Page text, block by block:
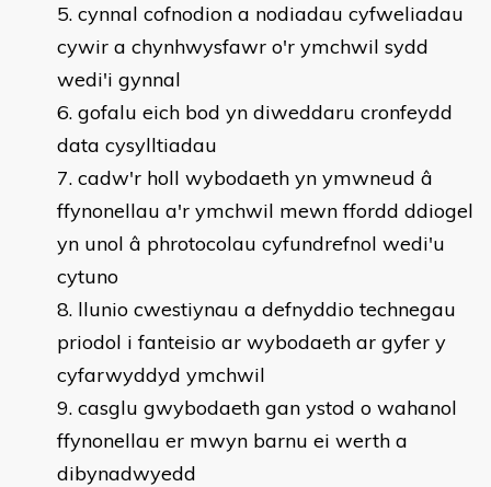
cynnal cofnodion a nodiadau cyfweliadau
cywir a chynhwysfawr o'r ymchwil sydd
wedi'i gynnal
gofalu eich bod yn diweddaru cronfeydd
data cysylltiadau
cadw'r holl wybodaeth yn ymwneud â
ffynonellau a'r ymchwil mewn ffordd ddiogel
yn unol â phrotocolau cyfundrefnol wedi'u
cytuno
llunio cwestiynau a defnyddio technegau
priodol i fanteisio ar wybodaeth ar gyfer y
cyfarwyddyd ymchwil
casglu gwybodaeth gan ystod o wahanol
ffynonellau er mwyn barnu ei werth a
dibynadwyedd